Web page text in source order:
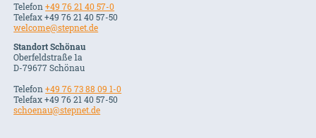
Telefon+49 76 21 40 57-0
Telefax +49 76 21 40 57-50
welcome@stepnet.de
Standort Schönau
Oberfeldstraße 1a
D-79677 Schönau
Telefon+49 76 73 88 09 1-0
Telefax +49 76 21 40 57-50
schoenau@stepnet.de